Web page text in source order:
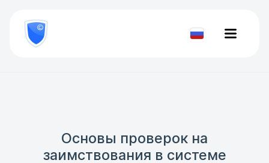
800
777-
81-Проверить
Основы проверок на
заимствования в системе